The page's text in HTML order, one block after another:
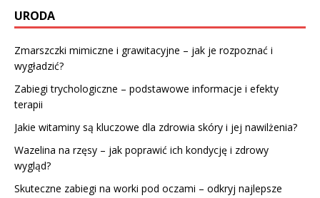
URODA
Zmarszczki mimiczne i grawitacyjne – jak je rozpoznać i
wygładzić?
Zabiegi trychologiczne – podstawowe informacje i efekty
terapii
Jakie witaminy są kluczowe dla zdrowia skóry i jej nawilżenia?
Wazelina na rzęsy – jak poprawić ich kondycję i zdrowy
wygląd?
Skuteczne zabiegi na worki pod oczami – odkryj najlepsze